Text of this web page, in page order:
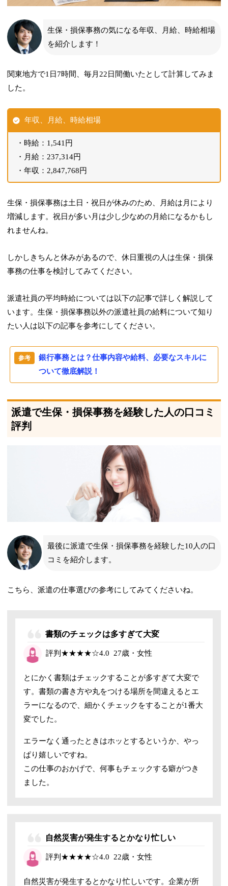
生保・損保事務の気になる年収、月給、時給相場
を紹介します！
関東地方で1日7時間、毎月22日間働いたとして計算してみま
した。
年収、月給、時給相場
時給：1,541円
月給：237,314円
年収：2,847,768円
生保・損保事務は土日・祝日が休みのため、月給は月により
増減します。祝日が多い月は少し少なめの月給になるかもし
れませんね。
しかしきちんと休みがあるので、休日重視の人は生保・損保
事務の仕事を検討してみてください。
派遣社員の平均時給については以下の記事で詳しく解説して
います。生保・損保事務以外の派遣社員の給料について知り
たい人は以下の記事を参考にしてください。
銀行事務とは？仕事内容や給料、必要なスキルに
ついて徹底解説！
派遣で生保・損保事務を経験した人の口コミ
評判
最後に派遣で生保・損保事務を経験した10人の口
コミを紹介します。
こちら、派遣の仕事選びの参考にしてみてくださいね。
書類のチェックは多すぎて大変
評判 ★★★★☆4.0 27歳・女性
とにかく書類はチェックすることが多すぎて大変で
す。書類の書き方や丸をつける場所を間違えるとエ
ラーになるので、細かくチェックをすることが1番大
変でした。
エラーなく通ったときはホッとするというか、やっ
ぱり嬉しいですね。
この仕事のおかげで、何事もチェックする癖がつき
ました。
自然災害が発生するとかなり忙しい
評判 ★★★★☆4.0 22歳・女性
自然災害が発生するとかなり忙しいです。企業が所